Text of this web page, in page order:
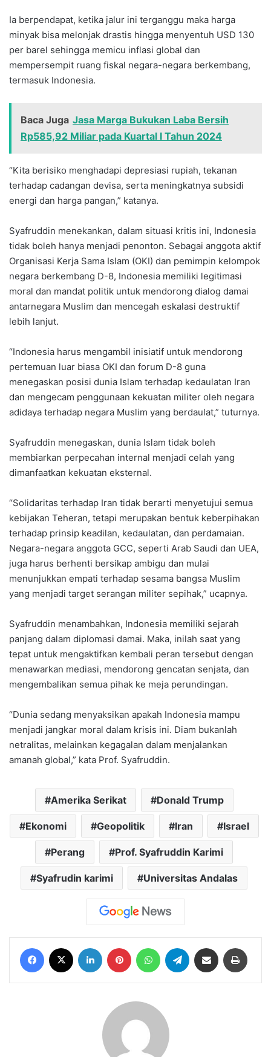
Ia berpendapat, ketika jalur ini terganggu maka harga
minyak bisa melonjak drastis hingga menyentuh USD 130
per barel sehingga memicu inflasi global dan
mempersempit ruang fiskal negara-negara berkembang,
termasuk Indonesia.
Baca Juga Jasa Marga Bukukan Laba Bersih
Rp585,92 Miliar pada Kuartal I Tahun 2024
“Kita berisiko menghadapi depresiasi rupiah, tekanan
terhadap cadangan devisa, serta meningkatnya subsidi
energi dan harga pangan,” katanya.
Syafruddin menekankan, dalam situasi kritis ini, Indonesia
tidak boleh hanya menjadi penonton. Sebagai anggota aktif
Organisasi Kerja Sama Islam (OKI) dan pemimpin kelompok
negara berkembang D-8, Indonesia memiliki legitimasi
moral dan mandat politik untuk mendorong dialog damai
antarnegara Muslim dan mencegah eskalasi destruktif
lebih lanjut.
“Indonesia harus mengambil inisiatif untuk mendorong
pertemuan luar biasa OKI dan forum D-8 guna
menegaskan posisi dunia Islam terhadap kedaulatan Iran
dan mengecam penggunaan kekuatan militer oleh negara
adidaya terhadap negara Muslim yang berdaulat,” tuturnya.
Syafruddin menegaskan, dunia Islam tidak boleh
membiarkan perpecahan internal menjadi celah yang
dimanfaatkan kekuatan eksternal.
“Solidaritas terhadap Iran tidak berarti menyetujui semua
kebijakan Teheran, tetapi merupakan bentuk keberpihakan
terhadap prinsip keadilan, kedaulatan, dan perdamaian.
Negara-negara anggota GCC, seperti Arab Saudi dan UEA,
juga harus berhenti bersikap ambigu dan mulai
menunjukkan empati terhadap sesama bangsa Muslim
yang menjadi target serangan militer sepihak,” ucapnya.
Syafruddin menambahkan, Indonesia memiliki sejarah
panjang dalam diplomasi damai. Maka, inilah saat yang
tepat untuk mengaktifkan kembali peran tersebut dengan
menawarkan mediasi, mendorong gencatan senjata, dan
mengembalikan semua pihak ke meja perundingan.
“Dunia sedang menyaksikan apakah Indonesia mampu
menjadi jangkar moral dalam krisis ini. Diam bukanlah
netralitas, melainkan kegagalan dalam menjalankan
amanah global,” kata Prof. Syafruddin.
Amerika Serikat Donald Trump
Ekonomi Geopolitik Iran Israel
Perang Prof. Syafruddin Karimi
Syafrudin karimi Universitas Andalas
Facebook LinkedIn Pinterest WhatsAppTelegram Share via Email